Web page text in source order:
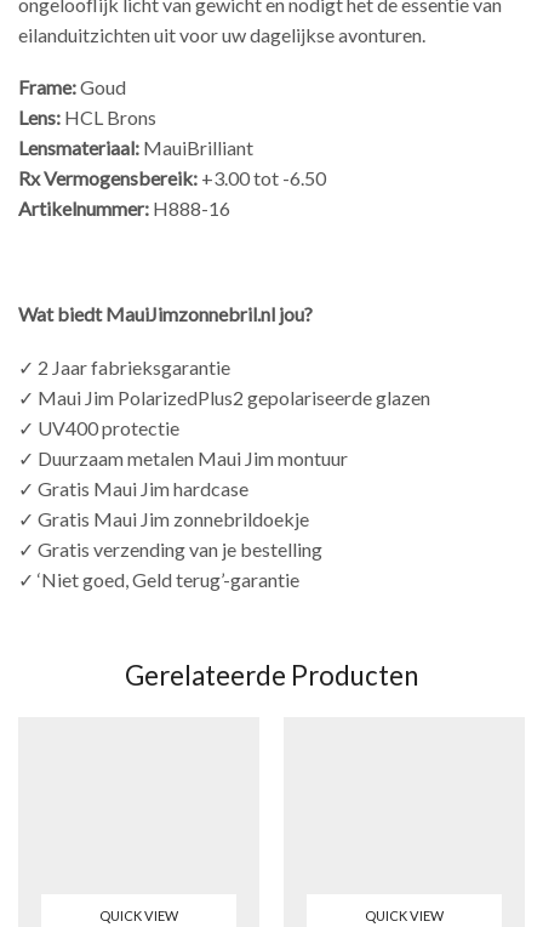
eilanduitzichten uit voor uw dagelijkse avonturen.
Frame:Goud
Lens: HCL Brons
Lensmateriaal: MauiBrilliant
Rx Vermogensbereik: +3.00 tot -6.50
Artikelnummer: H888-16
Wat biedt MauiJimzonnebril.nl jou?
✓ 2 Jaar fabrieksgarantie
✓ Maui Jim PolarizedPlus2 gepolariseerde glazen
✓ UV400 protectie
✓ Duurzaam metalen Maui Jim montuur
✓ Gratis Maui Jim hardcase
✓ Gratis Maui Jim zonnebrildoekje
✓ Gratis verzending van je bestelling
✓ ‘Niet goed, Geld terug’-garantie
Gerelateerde Producten
QUICK VIEW QUICK VIEW